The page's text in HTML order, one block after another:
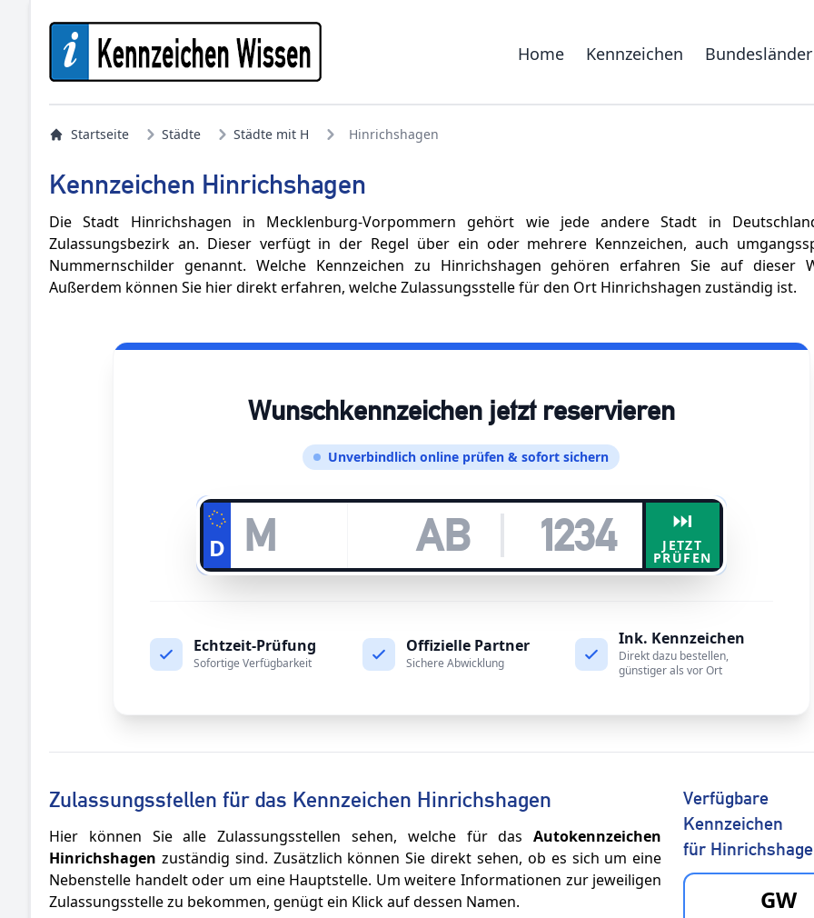
Home Kennzeichen Bundesländer
Startseite Städte Städte mit H Hinrichshagen
Kennzeichen Hinrichshagen
Die Stadt Hinrichshagen in Mecklenburg-Vorpommern gehört wie jede andere Stadt in
Zulassungsbezirk an. Dieser verfügt in der Regel über ein oder mehrere Kennzeichen, auch
Nummernschilder genannt. Welche Kennzeichen zu Hinrichshagen gehören erfahren Sie auf dieser
Außerdem können Sie hier direkt erfahren, welche Zulassungsstelle für den Ort Hinrichshagen zuständig ist.
Wunschkennzeichen jetzt reservieren
Unverbindlich online prüfen & sofort sichern
D
⏭️
JETZT
PRÜFEN
Echtzeit-Prüfung
Sofortige Verfügbarkeit
Offizielle Partner
Sichere Abwicklung
Ink. Kennzeichen
Direkt dazu bestellen,
günstiger als vor Ort
Zulassungsstellen für das Kennzeichen Hinrichshagen
Hier können Sie alle Zulassungsstellen sehen, welche für dasAutokennzeichen
Hinrichshagen zuständig sind. Zusätzlich können Sie direkt sehen, ob es sich um eine
Nebenstelle handelt oder um eine Hauptstelle. Um weitere Informationen zur jeweiligen
Zulassungsstelle zu bekommen, genügt ein Klick auf dessen Namen.
Verfügbare
Kennzeichen
für
GW